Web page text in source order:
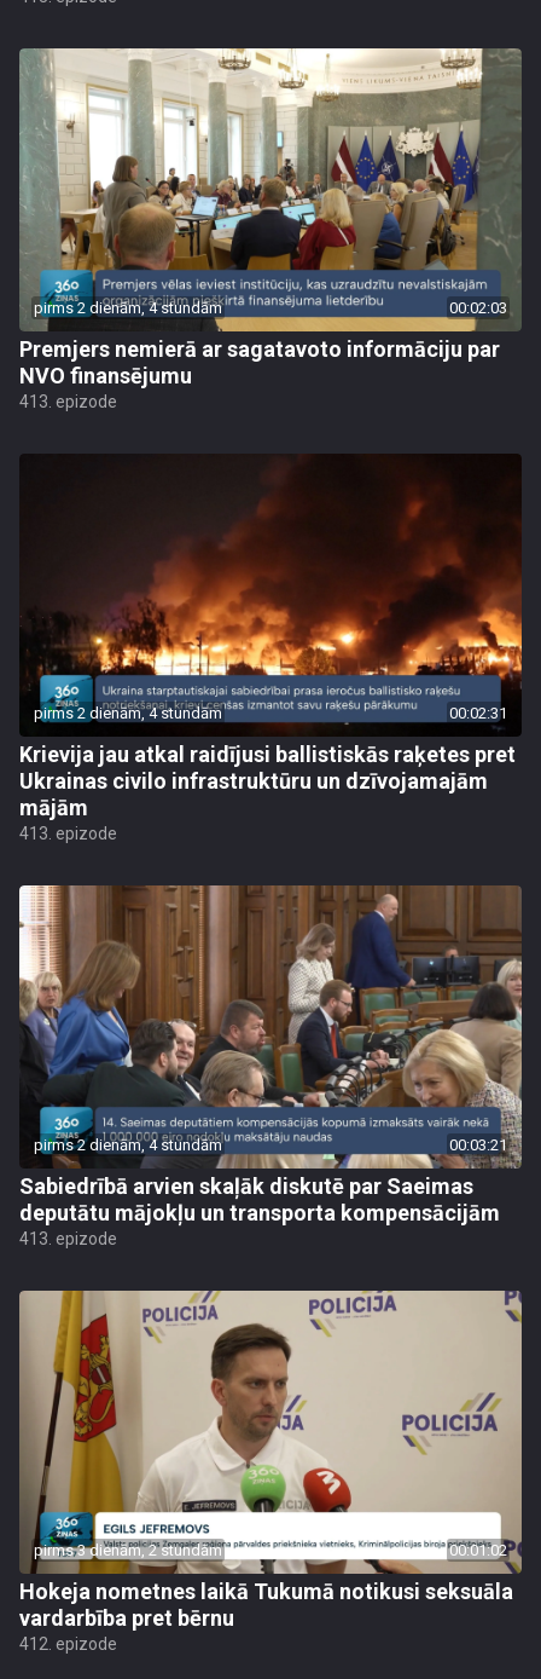
pirms 2 dienām, 4 stundām 00:02:03
Premjers nemierā ar sagatavoto informāciju par
NVO finansējumu
413. epizode
pirms 2 dienām, 4 stundām 00:02:31
Krievija jau atkal raidījusi ballistiskās raķetes pret
Ukrainas civilo infrastruktūru un dzīvojamajām
mājām
413. epizode
pirms 2 dienām, 4 stundām 00:03:21
Sabiedrībā arvien skaļāk diskutē par Saeimas
deputātu mājokļu un transporta kompensācijām
413. epizode
pirms 3 dienām, 2 stundām 00:01:02
Hokeja nometnes laikā Tukumā notikusi seksuāla
vardarbība pret bērnu
412. epizode